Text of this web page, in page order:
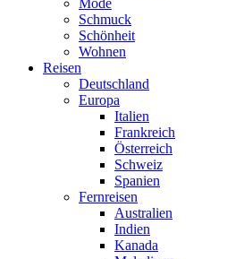
Mode
Schmuck
Schönheit
Wohnen
Reisen
Deutschland
Europa
Italien
Frankreich
Österreich
Schweiz
Spanien
Fernreisen
Australien
Indien
Kanada